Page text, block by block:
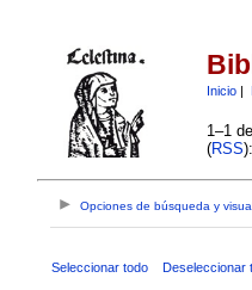
Inicio|
1–1
(RSS):
Opciones de búsqueda y
Seleccionar todo Deseleccionar